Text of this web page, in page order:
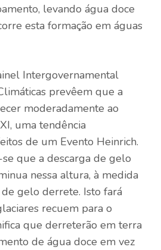
levando água doce
esta formação em águas
Intergovernamental
prevêem que a
moderadamente ao
uma tendência
de um Evento Heinrich.
que a descarga de gelo
nessa altura, à medida
gelo derrete. Isto fará
recuem para o
que derreterão em terra
de água doce em vez